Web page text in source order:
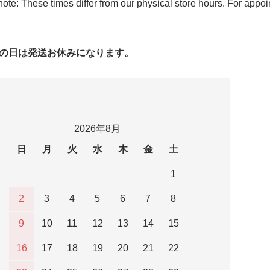
These times differ from our physical store hours. For
日は発送お休みになります。
2026年8月
日
月 火 水 木 金 土
1
2 3 4 5 6 7 8
9 10 11 12 13 14 15
16 17 18 19 20 21 22